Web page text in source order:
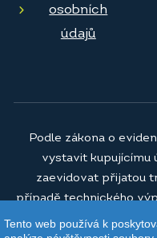
osobních
údajů
© 2026
Podle zákona o
vystavit kupujícímu
zaevidovat přijatou
případě technického
Tento web používá k